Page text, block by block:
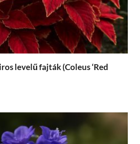
levelű fajták (Coleus ‘Red